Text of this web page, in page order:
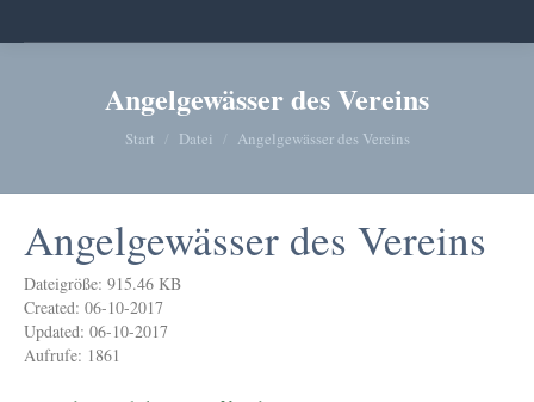
Angelgewässer des Vereins
Sie befinden sich hier:
Start Datei Angelgewässer des Vereins
Angelgewässer des Vereins
Dateigröße: 915.46 KB
Created: 06-10-2017
Updated: 06-10-2017
Aufrufe: 1861